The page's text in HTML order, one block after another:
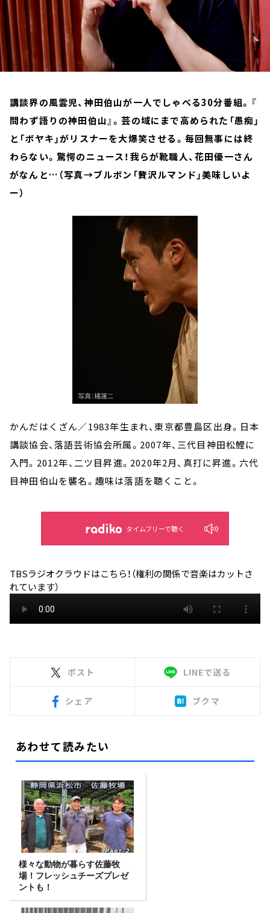
講談界の風雲児、神田伯山が一人でしゃべる30分番組。『
問わず語りの神田伯山』。芸の域にまで高められた「愚痴」
と「ボヤキ」がリスナーを大爆笑させる。毎回無事には終
わらない。驚愕のニュース！我らが靴職人、花田優一さん
がなんと…（写真→ブルボン「贅沢ルマンド」美味しいよ
ー）
かんだはくざん／1983年生まれ、東京都豊島区出身。日本
講談協会、落語芸術協会所属。2007年、三代目神田松鯉に
入門。2012年、二ツ目昇進。2020年2月、真打に昇進。六代
目神田伯山を襲名。趣味は落語を聴くこと。
タイムフリーで聴く
TBSラジオクラウドはこちら！（権利の関係で音楽はカットさ
れています）
ポスト LINEで送る
シェア ブクマ
あわせて読みたい
様々な動物が暮らす佐藤牧
場！フレッシュチーズプレゼ
ントも！